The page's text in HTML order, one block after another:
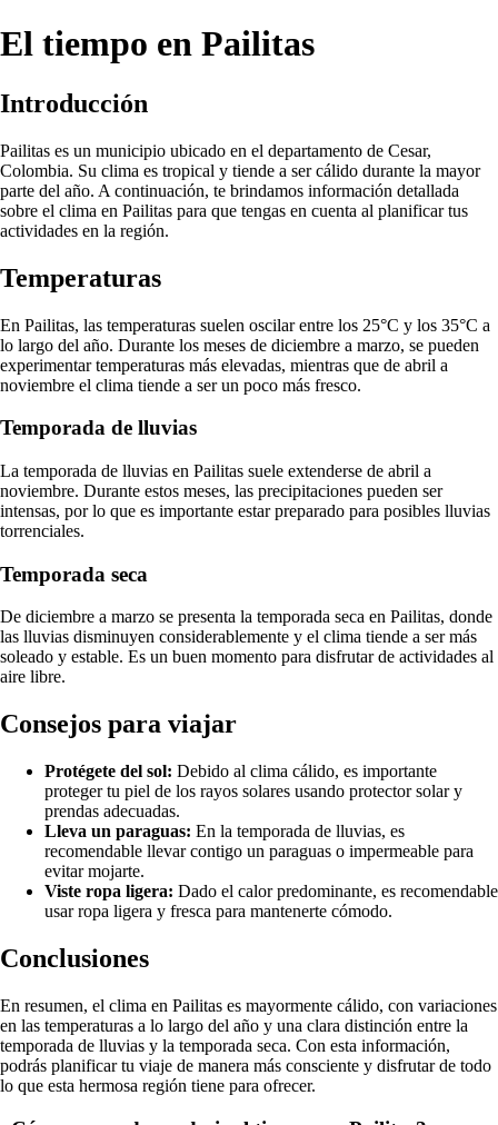
El tiempo en Pailitas
Introducción
Pailitas es un municipio ubicado en el departamento de Cesar,
Colombia. Su clima es tropical y tiende a ser cálido durante la mayor
parte del año. A continuación, te brindamos información detallada
sobre el clima en Pailitas para que tengas en cuenta al planificar tus
actividades en la región.
Temperaturas
En Pailitas, las temperaturas suelen oscilar entre los 25°C y los 35°C a
lo largo del año. Durante los meses de diciembre a marzo, se pueden
experimentar temperaturas más elevadas, mientras que de abril a
noviembre el clima tiende a ser un poco más fresco.
Temporada de lluvias
La temporada de lluvias en Pailitas suele extenderse de abril a
noviembre. Durante estos meses, las precipitaciones pueden ser
intensas, por lo que es importante estar preparado para posibles lluvias
torrenciales.
Temporada seca
De diciembre a marzo se presenta la temporada seca en Pailitas, donde
las lluvias disminuyen considerablemente y el clima tiende a ser más
soleado y estable. Es un buen momento para disfrutar de actividades al
aire libre.
Consejos para viajar
Protégete del sol: Debido al clima cálido, es importante
proteger tu piel de los rayos solares usando protector solar y
prendas adecuadas.
Lleva un paraguas: En la temporada de lluvias, es
recomendable llevar contigo un paraguas o impermeable para
evitar mojarte.
Viste ropa ligera: Dado el calor predominante, es recomendable
usar ropa ligera y fresca para mantenerte cómodo.
Conclusiones
En resumen, el clima en Pailitas es mayormente cálido, con variaciones
en las temperaturas a lo largo del año y una clara distinción entre la
temporada de lluvias y la temporada seca. Con esta información,
podrás planificar tu viaje de manera más consciente y disfrutar de todo
lo que esta hermosa región tiene para ofrecer.